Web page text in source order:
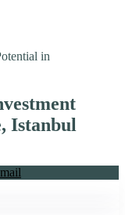
in
Istanbul